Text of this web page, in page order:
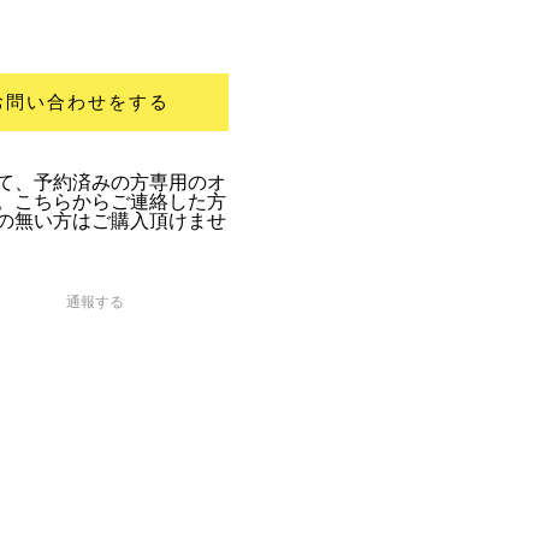
い合わせをする
、予約済みの方専用のオ
こちらからご連絡した方
無い方はご購入頂けませ
通報する